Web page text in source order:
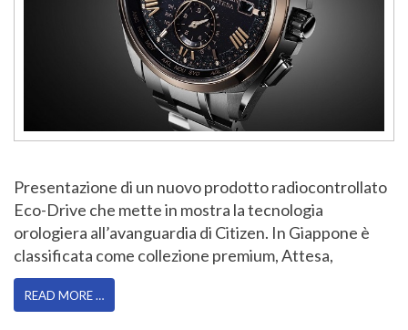
Presentazione di un nuovo prodotto radiocontrollato
Eco-Drive che mette in mostra la tecnologia
orologiera all’avanguardia di Citizen. In Giappone è
classificata come collezione premium, Attesa,
READ MORE …